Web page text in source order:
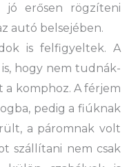
jó erősen rögzíteni
autó belsejében.
is felfigyeltek. A
hogy nem tudnák-
a komphoz. A férjem
pedig a fiúknak
a páromnak volt
szállítani nem csak